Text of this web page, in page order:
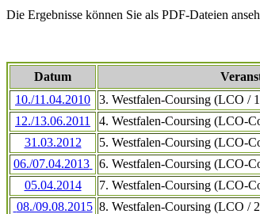
Die Ergebnisse können Sie als PDF-Dateien
Datum
10./11.04.2010
3. Westfalen-Coursing (LCO /
12./13.06.2011
4. Westfalen-Coursing (LCO-
31.03.2012
5. Westfalen-Coursing (LCO-
06./07.04.2013
6. Westfalen-Coursing (LCO-
05.04.2014
7. Westfalen-Coursing (LCO-
08./09.08.2015 8. Westfalen-Coursing (LCO /